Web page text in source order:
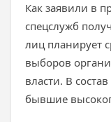
Как заявили в
спецслужб
лиц планирует
выборов
власти. В
бывшие